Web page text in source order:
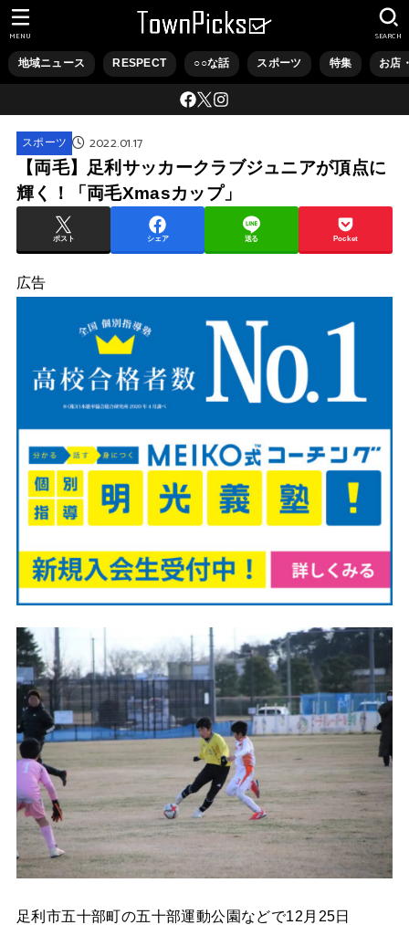
地域ニュース RESPECT ○○な話 スポーツ 特集 お店
SEARCH
MENU
スポーツ 2022.01.17
【両毛】足利サッカークラブジュニアが頂点に
輝く！「両毛Xmasカップ」
ポスト シェア 送る Pocket
広告
足利市五十部町の五十部運動公園などで12月25日